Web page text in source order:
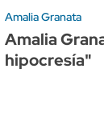
Amalia Granata
Amalia
hipocresía"